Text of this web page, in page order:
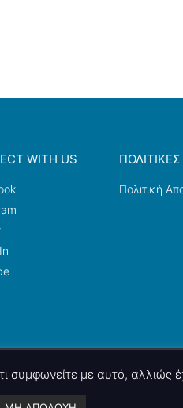
WITH US ΠΟΛΙΤΙΚΕΣ
Πολιτική
ltd . Powered by
συμφωνείτε με αυτό, αλλιώς